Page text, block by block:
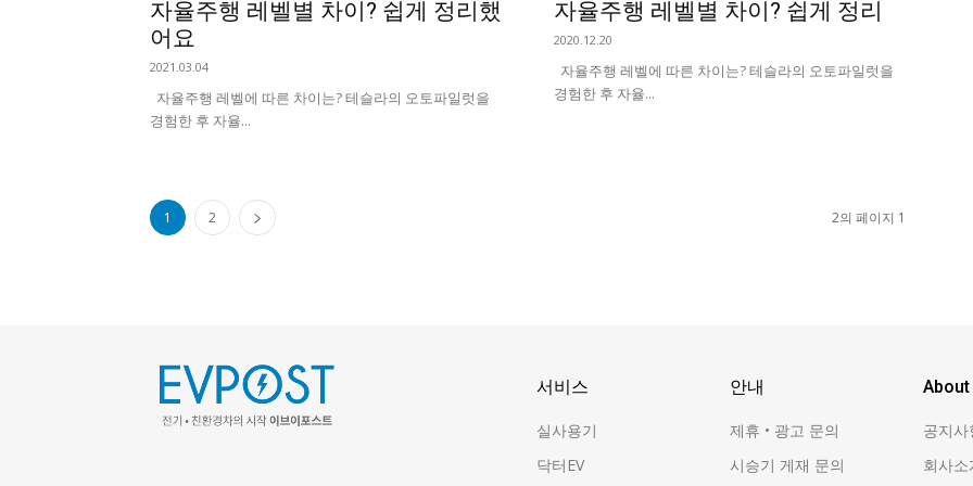
자율주행 레벨별 차이? 쉽게 정리했
어요
2021.03.04
자율주행 레벨에 따른 차이는? 테슬라의 오토파일럿을
경험한 후 자율...
자율주행 레벨별 차이? 쉽게 정리
2020.12.20
자율주행 레벨에 따른 차이는? 테슬라의 오토파일럿을
경험한 후 자율...
1 2 2의 페이지 1
서비스
실사용기
닥터EV
안내
제휴 • 광고 문의
시승기 게재 문의
About
공지사
회사소